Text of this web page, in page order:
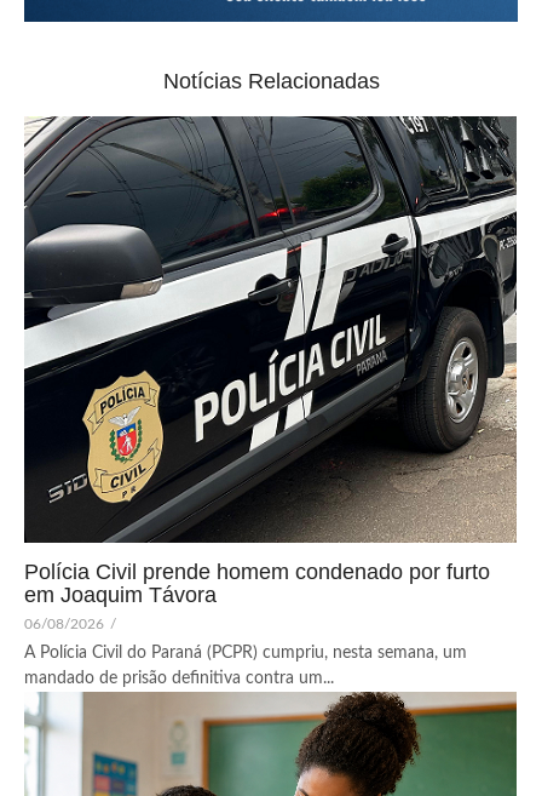
Notícias Relacionadas
Polícia Civil prende homem condenado por furto
em Joaquim Távora
06/08/2026 /
A Polícia Civil do Paraná (PCPR) cumpriu, nesta semana, um
mandado de prisão definitiva contra um...